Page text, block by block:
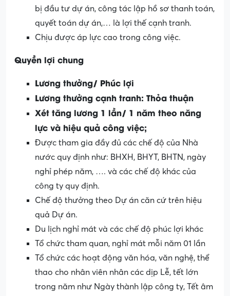
bị đầu tư dự án, công tác lập hồ sơ thanh toán,
quyết toán dự án,… là lợi thế cạnh tranh.
Chịu được áp lực cao trong công việc.
Quyền lợi chung
Lương thưởng/ Phúc lợi
Lương thưởng cạnh tranh: Thỏa thuận
Xét tăng lương 1 lần/ 1 năm theo năng
lực và hiệu quả công việc;
Được tham gia đầy đủ các chế độ của Nhà
nước quy định như: BHXH, BHYT, BHTN, ngày
nghỉ phép năm, …. và các chế độ khác của
công ty quy định.
Chế độ thưởng theo Dự án căn cứ trên hiệu
quả Dự án.
Du lịch nghỉ mát và các chế độ phúc lợi khác
Tổ chức tham quan, nghỉ mát mỗi năm 01 lần
Tổ chức các hoạt động văn hóa, văn nghệ, thể
thao cho nhân viên nhân các dịp Lễ, tết lớn
trong năm như Ngày thành lập công ty, Tết âm